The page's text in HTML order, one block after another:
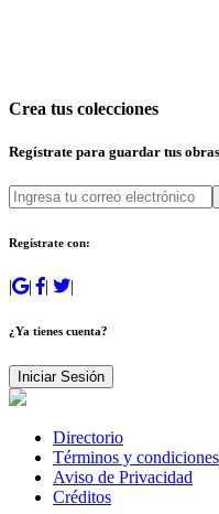
Crea tus colecciones
Regístrate para guardar tus
Regístrate con:
| | | |
¿Ya tienes cuenta?
Iniciar Sesión
Directorio
Términos y condiciones
Aviso de Privacidad
Créditos